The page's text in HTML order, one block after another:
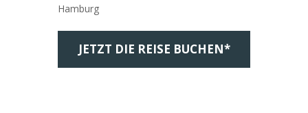
Hamburg
JETZT DIE REISE BUCHEN*